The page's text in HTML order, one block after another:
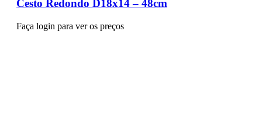
Cesto Redondo D18x14 – 48cm
Faça login para ver os preços